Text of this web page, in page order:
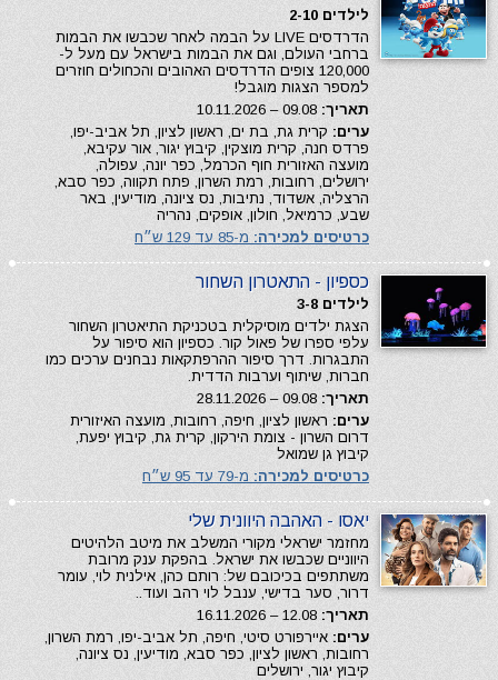
לילדים 2-10
הדרדסים LIVE על הבמה לאחר שכבשו את הבמות
ברחבי העולם, וגם את הבמות בישראל עם מעל ל-
120,000 צופים הדרדסים האהובים והכחולים חוזרים
למספר הצגות מוגבל!
תאריך:
ערים: קרית גת, בת ים, ראשון לציון, תל אביב-יפו,
פרדס חנה, קרית מוצקין, קיבוץ יגור, אור עקיבא,
מועצה האזורית חוף הכרמל, כפר יונה, עפולה,
ירושלים, רחובות, רמת השרון, פתח תקווה, כפר סבא,
הרצליה, אשדוד, נתיבות, נס ציונה, מודיעין, באר
שבע, כרמיאל, חולון, אופקים, נהריה
כרטיסים למכירה: מ-85 עד 129 ש״ח
כספיון - התאטרון השחור
לילדים 3-8
הצגת ילדים מוסיקלית בטכניקת התיאטרון השחור
עלפי ספרו של פאול קור. כספיון הוא סיפור על
התבגרות. דרך סיפור ההרפתקאות נבחנים ערכים כמו
חברות, שיתוף וערבות הדדית.
תאריך:
ערים: ראשון לציון, חיפה, רחובות, מועצה האיזורית
דרום השרון - צומת הירקון, קרית גת, קיבוץ יפעת,
קיבוץ גן שמואל
כרטיסים למכירה: מ-79 עד 95 ש״ח
יאסו - האהבה היוונית שלי
מחזמר ישראלי מקורי המשלב את מיטב הלהיטים
היווניים שכבשו את ישראל. בהפקת ענק מרובת
משתתפים בכיכובם של: רותם כהן, אילנית לוי, עומר
דרור, סער בדישי, ענבל לוי רהב ועוד..
תאריך:
ערים: איירפורט סיטי, חיפה, תל אביב-יפו, רמת השרון,
רחובות, ראשון לציון, כפר סבא, מודיעין, נס ציונה,
קיבוץ יגור, ירושלים